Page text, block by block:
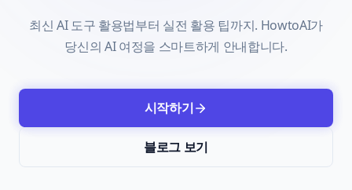
최신 AI 도구 활용법부터 실전 활용 팁까지. HowtoAI가
당신의 AI 여정을 스마트하게 안내합니다.
시작하기
블로그 보기